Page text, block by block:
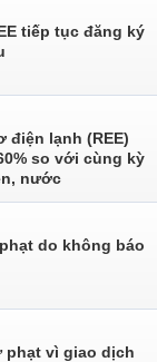
tiếp tục đăng ký
điện lạnh (REE)
so với cùng kỳ
nước
do không báo
phạt vì giao dịch